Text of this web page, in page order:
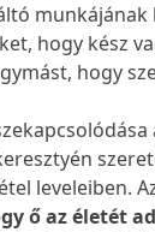
munkájának
hogy kész
hogy
leveleiben.
ő az életét